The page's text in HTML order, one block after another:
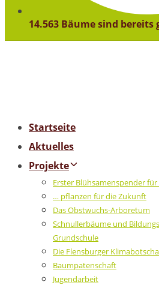
14.563 Bäume sind bereits
Startseite
Aktuelles
Projekte
Erster Blühsamenspender
… pflanzen für die Zukunft
Das Obstwuchs-Arboretum
Schnullerbäume und
Grundschule
Die Flensburger
Baumpatenschaft
Jugendarbeit